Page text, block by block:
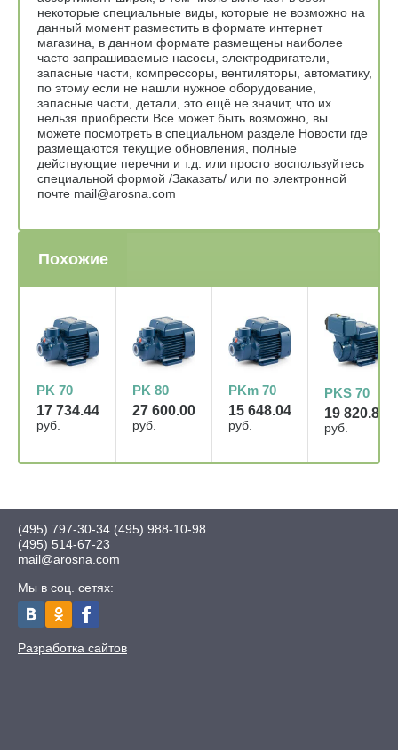
некоторые специальные виды, которые не возможно на
данный момент разместить в формате интернет
магазина, в данном формате размещены наиболее
часто запрашиваемые насосы, электродвигатели,
запасные части, компрессоры, вентиляторы, автоматику,
по этому если не нашли нужное оборудование,
запасные части, детали, это ещё не значит, что их
нельзя приобрести Все может быть возможно, вы
можете посмотреть в специальном разделе Новости где
размещаются текущие обновления, полные
действующие перечни и т.д. или просто воспользуйтесь
специальной формой /Заказать/ или по электронной
почте mail@arosna.com
Похожие
PK 70
17 734.44
руб.
PK 80
27 600.00
руб.
PKm 70
15 648.04
руб.
PKS 70
19 820.85
руб.
(495) 797-30-34 (495) 988-10-98
(495) 514-67-23
mail@arosna.com
Мы в соц. сетях:
Разработка сайтов